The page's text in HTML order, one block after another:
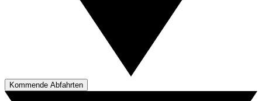
Kommende Abfahrten